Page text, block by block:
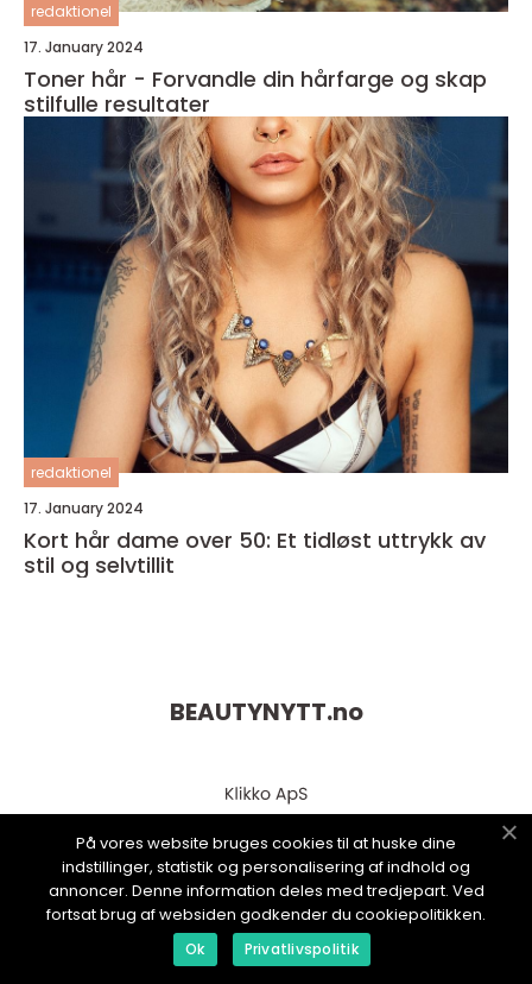
redaktionel
17. January 2024
Toner hår - Forvandle din hårfarge og skap
stilfulle resultater
redaktionel
17. January 2024
Kort hår dame over 50: Et tidløst uttrykk av
stil og selvtillit
BEAUTYNYTT.no
web: www.klikko.dk
På vores website bruges cookies til at huske dine
indstillinger, statistik og personalisering af indhold og
annoncer. Denne information deles med tredjepart. Ved
fortsat brug af websiden godkender du cookiepolitikken.
Ok Privatlivspolitik